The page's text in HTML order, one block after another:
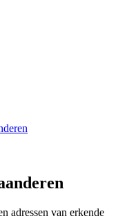
adressen van erkende